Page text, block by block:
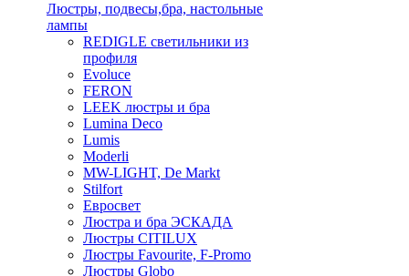
Люстры, подвесы,бра, настольные
лампы
REDIGLE светильники из
профиля
Evoluce
FERON
LEEK люстры и бра
Lumina Deco
Lumis
Moderli
MW-LIGHT, De Markt
Stilfort
Евросвет
Люстра и бра ЭСКАДА
Люстры CITILUX
Люстры Favourite, F-Promo
Люстры Globo